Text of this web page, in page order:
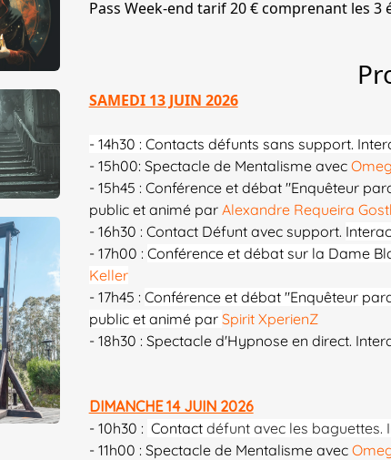
Pass Week-end tarif 20 € comprenant les 3
SAMEDI 13 JUIN 2026
- 14h30 : Contacts défunts sans support.
- 15h00: Spectacle de Mentalisme avec
- 15h45 : Conférence et débat "Enquêteur
public et animé par Alexandre Requeira
- 16h30 : Contact Défunt avec support.
- 17h00 : Conférence et débat sur la Dame
Keller
- 17h45 : Conférence et débat "Enquêteur
public et animé par Spirit XperienZ
- 18h30 : Spectacle d'Hypnose en direct.
DIMANCHE 14 JUIN 2026
- 10h30 : Contact défunt avec les baguettes.
- 11h00 : Spectacle de Mentalisme avec